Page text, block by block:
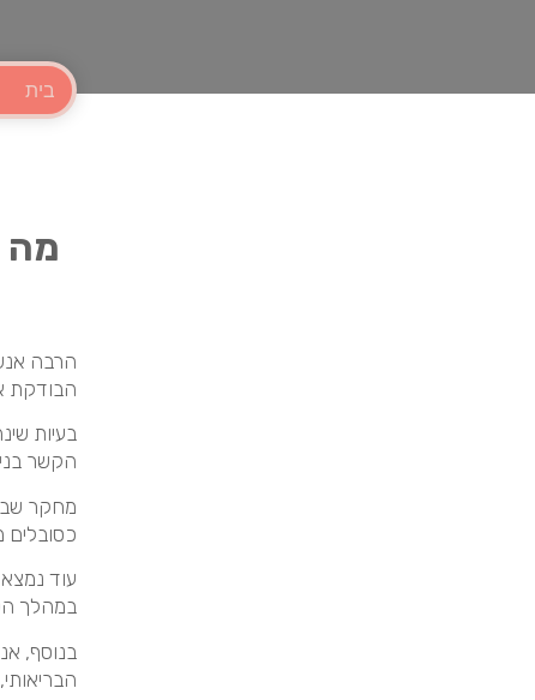
בית
מה
הרבה
הבודקת
בעיות
הקשר
עוד
במהלך
בנוסף,